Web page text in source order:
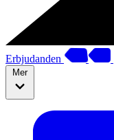
Erbjudanden
Mer